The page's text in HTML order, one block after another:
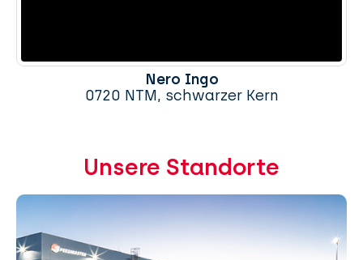
Nero Ingo
0720 NTM, schwarzer Kern
Unsere Standorte